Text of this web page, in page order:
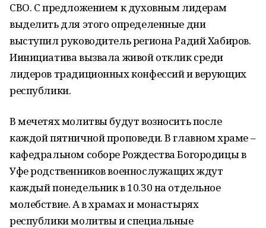
СВО. С предложением к духовным лидерам
выделить для этого определенные дни
выступил руководитель региона Радий Хабиров.
Иинициатива вызвала живой отклик среди
лидеров традиционных конфессий и верующих
республики.
В мечетях молитвы будут возносить после
каждой пятничной проповеди. В главном храме –
кафедральном соборе Рождества Богородицы в
Уфе родственников военнослужащих ждут
каждый понедельник в 10.30 на отдельное
молебствие. А в храмах и монастырях
республики молитвы и специальные